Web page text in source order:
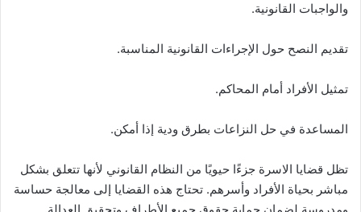
والواجبات القانونية.
تقديم النصح حول الإجراءات القانونية المناسبة.
تمثيل الأفراد أمام المحاكم.
المساعدة في حل النزاعات بطرق ودية إذا أمكن.
تظل قضايا الاسرة جزءًا حيويًا من النظام القانوني لأنها تتعلق بشكل
مباشر بحياة الأفراد وأسرهم. تحتاج هذه القضايا إلى معالجة حساسة